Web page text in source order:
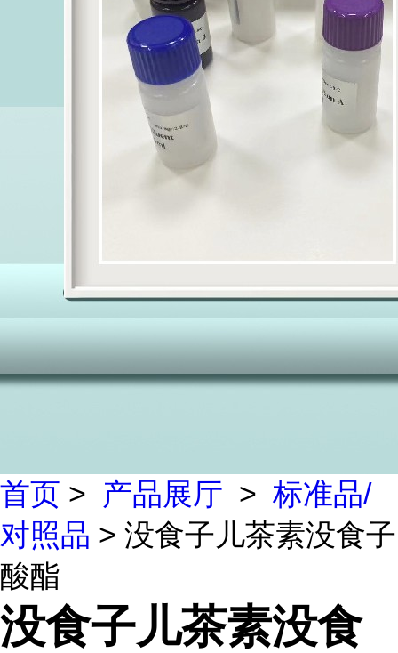
首页 > 产品展厅 > 标准品/
对照品 > 没食子儿茶素没食子
酸酯
没食子儿茶素没食